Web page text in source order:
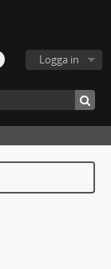
Logga in